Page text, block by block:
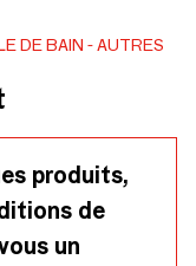
600 gr/mq,
DE BAIN
AUTRES
produits,
de
un